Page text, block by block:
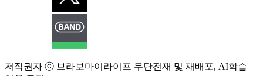
저작권자 ⓒ 브라보마이라이프 무단전재 및 재배포, AI학습